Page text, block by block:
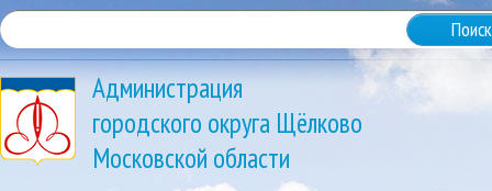
Администрация
городского округа Щёлково
Московской области